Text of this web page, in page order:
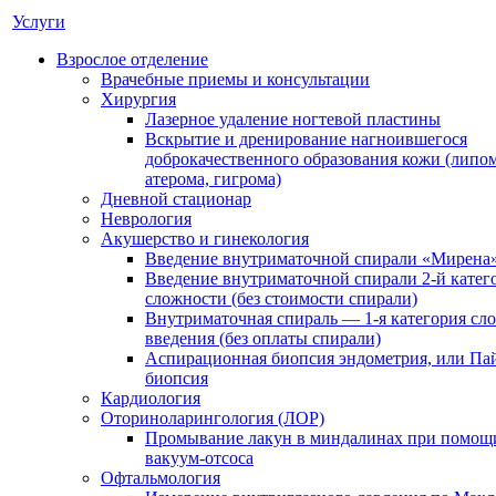
Услуги
Взрослое отделение
Врачебные приемы и консультации
Хирургия
Лазерное удаление ногтевой пластины
Вскрытие и дренирование нагноившегося
доброкачественного образования кожи
атерома, гигрома)
Дневной стационар
Неврология
Акушерство и гинекология
Введение внутриматочной спирали
Введение внутриматочной спирали 2-й
сложности (без стоимости спирали)
Внутриматочная спираль — 1-я категория
введения (без оплаты спирали)
Аспирационная биопсия эндометрия, или
биопсия
Кардиология
Оториноларингология (ЛОР)
Промывание лакун в миндалинах при
вакуум-отсоса
Офтальмология